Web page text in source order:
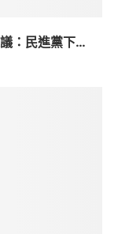
：民進黨下...